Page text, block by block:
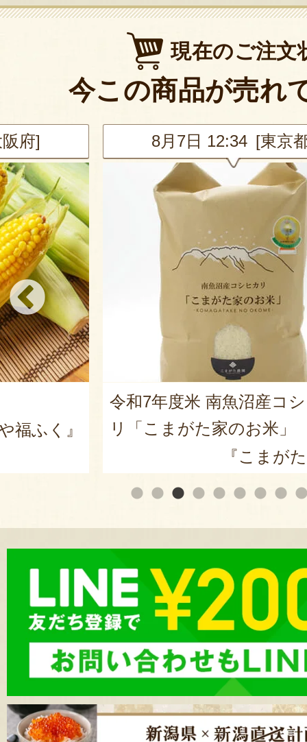
現在のご注文
今この商品が売れ
府]
福ふく』
8月7日 12:34 [東京
令和7年度米 南魚沼産コ
リ「こまがた家のお米」
『こまが